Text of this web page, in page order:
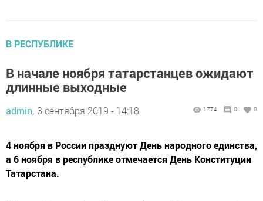
В РЕСПУБЛИКЕ
В начале ноября татарстанцев ожидают
длинные выходные
admin, 3 сентября 2019 - 14:18 1774 0 0
4 ноября в России празднуют День народного единства,
а 6 ноября в республике отмечается День Конституции
Татарстана.